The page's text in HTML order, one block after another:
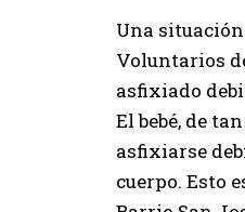
Una
Voluntarios
asfixiado
El bebé, de
asfixiarse
cuerpo. Esto